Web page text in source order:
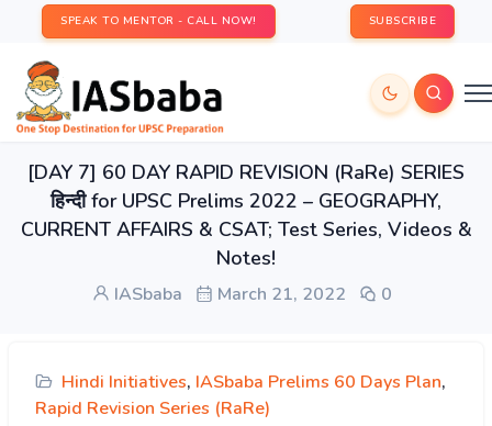
SPEAK TO MENTOR - CALL NOW! SUBSCRIBE
[DAY 7] 60 DAY RAPID REVISION (RaRe) SERIES
हिन्दी for UPSC Prelims 2022 – GEOGRAPHY,
CURRENT AFFAIRS & CSAT; Test Series, Videos &
Notes!
IASbaba March 21, 2022 0
Hindi Initiatives, IASbaba Prelims 60 Days Plan,
Rapid Revision Series (RaRe)